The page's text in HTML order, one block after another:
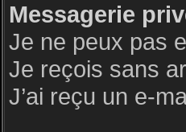
Messagerie
Je ne peux pas
Je reçois sans
J’ai reçu un e-